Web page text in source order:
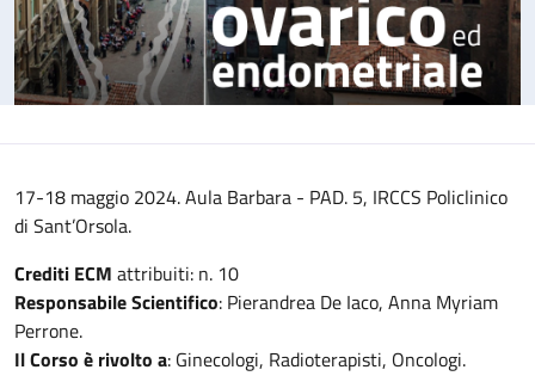
17-18 maggio 2024. Aula Barbara - PAD. 5, IRCCS Policlinico
di Sant’Orsola.
Crediti ECM attribuiti: n. 10
Responsabile Scientifico: Pierandrea De Iaco, Anna Myriam
Perrone.
Il Corso è rivolto a: Ginecologi, Radioterapisti, Oncologi.